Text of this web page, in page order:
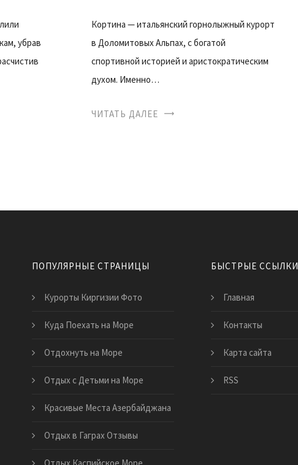
убрав
Кортина — итальянский горнолыжный курорт
в Доломитовых Альпах, с богатой
спортивной историей и аристократическим
духом. Именно…
ЧИТАТЬ ДАЛЕЕ
ПОПУЛЯРНЫЕ СТРАНИЦЫ
Курорты Киргизии Фото
Куда Поехать на Море
Отдохнуть на Море
Отдых с Детьми на Море
Красивые Места Азербайджана
Отдых в Гаграх Отзывы
БЫСТРЫЕ ССЫЛКИ
Главная
Контакты
Карта сайта
RSS